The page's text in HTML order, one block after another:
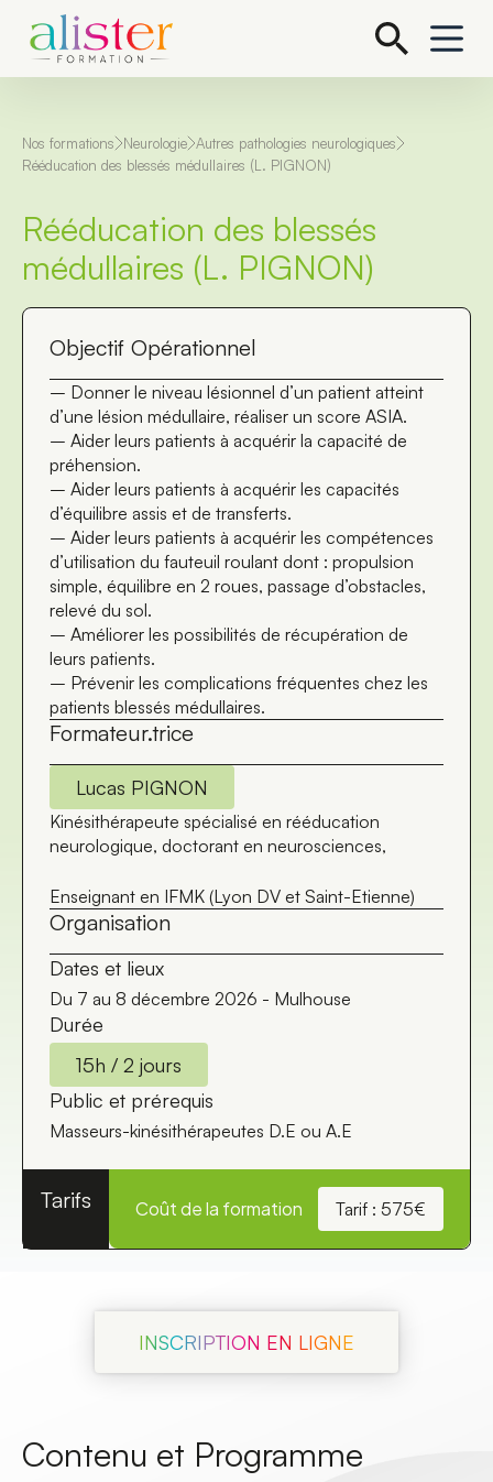
s
a
u
n
t
n
Nos formations Neurologie Autres pathologies neurologiques
Rééducation des blessés médullaires (L. PIGNON)
Rééducation des blessés
médullaires (L. PIGNON)
Objectif Opérationnel
– Donner le niveau lésionnel d’un patient atteint
d’une lésion médullaire, réaliser un score ASIA.
– Aider leurs patients à acquérir la capacité de
préhension.
– Aider leurs patients à acquérir les capacités
d’équilibre assis et de transferts.
– Aider leurs patients à acquérir les compétences
d’utilisation du fauteuil roulant dont : propulsion
simple, équilibre en 2 roues, passage d’obstacles,
relevé du sol.
– Améliorer les possibilités de récupération de
leurs patients.
– Prévenir les complications fréquentes chez les
patients blessés médullaires.
Formateur.trice
Lucas PIGNON
Kinésithérapeute spécialisé en rééducation
neurologique, doctorant en neurosciences,
Enseignant en IFMK (Lyon DV et Saint-Etienne)
Organisation
Dates et lieux
Du 7 au 8 décembre 2026 - Mulhouse
Durée
15h / 2 jours
Public et prérequis
Masseurs-kinésithérapeutes D.E ou A.E
Tarifs Coût de la formation Tarif : 575€
INSCRIPTION EN LIGNE
Contenu et Programme